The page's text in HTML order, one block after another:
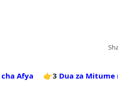
Afya 👉3 Dua za Mitume